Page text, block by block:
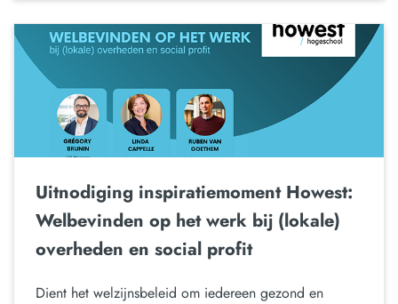
Uitnodiging inspiratiemoment Howest:
Welbevinden op het werk bij (lokale)
overheden en social profit
Dient het welzijnsbeleid om iedereen gezond en